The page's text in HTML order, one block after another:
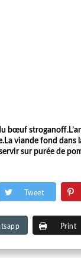
du bœuf
viande fond dans
sur purée de
Tweet
Print